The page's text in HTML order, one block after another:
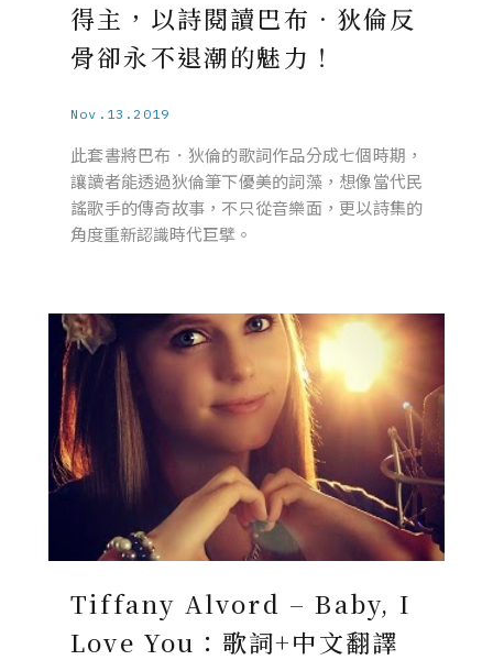
得主，以詩閱讀巴布．狄倫反
骨卻永不退潮的魅力！
Nov.13.2019
此套書將巴布．狄倫的歌詞作品分成七個時期，
讓讀者能透過狄倫筆下優美的詞藻，想像當代民
謠歌手的傳奇故事，不只從音樂面，更以詩集的
角度重新認識時代巨擘。
Tiffany Alvord – Baby, I
Love You：歌詞+中文翻譯